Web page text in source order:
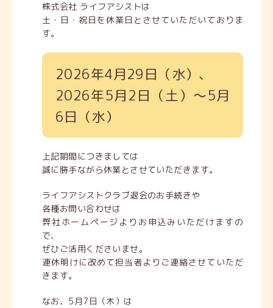
株式会社 ライフアシストは
土・日・祝日を休業日とさせていただいておりま
す。
2026年4月29日（水）、
2026年5月2日（土）～5月
6日（水）
上記期間につきましては
誠に勝手ながら休業とさせていただきます。
ライフアシストクラブ退会のお手続きや
各種お問い合わせは
弊社ホームページよりお申込みいただけますの
で、
ぜひご活用くださいませ。
連休明けに改めて担当者よりご連絡させていただ
きます。
なお、5月7日（木） は